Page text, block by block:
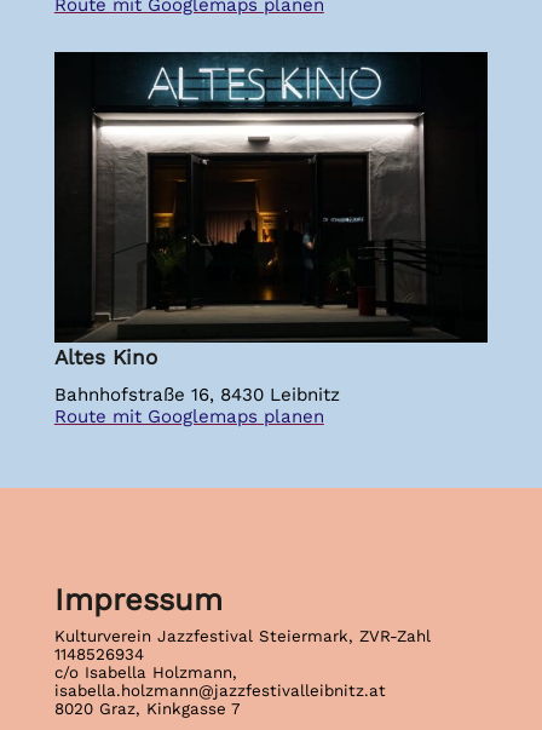
Route mit Googlemaps planen
Altes Kino
Bahnhofstraße 16, 8430 Leibnitz
Route mit Googlemaps planen
Impressum
Kulturverein Jazzfestival Steiermark, ZVR-Zahl
1148526934
c/o Isabella Holzmann,
isabella.holzmann@jazzfestivalleibnitz.at
8020 Graz, Kinkgasse 7